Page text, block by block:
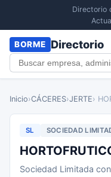
Directorio
BORME Directorio
Inicio›CÁCERES›JERTE›
SL SOCIEDAD
Sociedad Limitada